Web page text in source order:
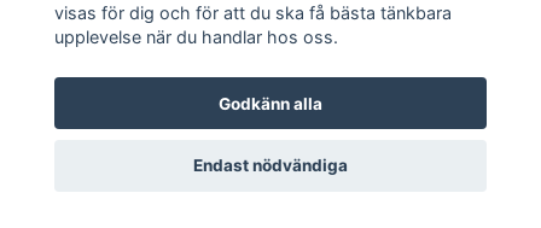
© 2026 Lantlig Själ
visas för dig och för att du ska få bästa tänkbara
upplevelse när du handlar hos oss.
Godkänn alla
Endast nödvändiga